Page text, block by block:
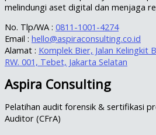
melindungi aset digital dan menjaga
No. Tlp/WA : 0811-1001-4274
Email : hello@aspiraconsulting.co.id
Alamat : Komplek Bier, Jalan Kelingkit
RW. 001, Tebet, Jakarta Selatan
Aspira Consulting
Pelatihan audit forensik & sertifikasi
Auditor (CFrA)